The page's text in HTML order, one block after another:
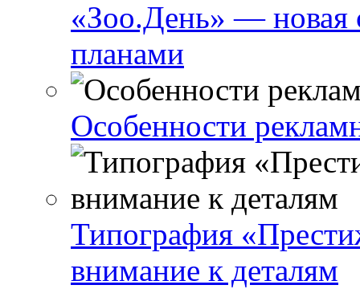
«Зоо.День» — новая
планами
Особенности
Типография
внимание к деталям